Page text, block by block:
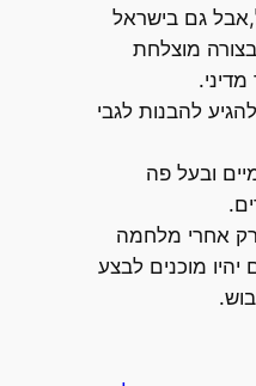
גם בישראל
מוצלחת
להבנות לגבי
ובעל פה
אחרי מלחמה
יהיו מוכנים לבצע